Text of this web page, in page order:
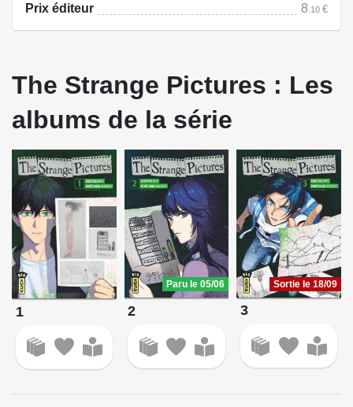
Prix éditeur 8 .10 €
The Strange Pictures : Les
albums de la série
1
Paru le 05/06
2
Sortie le 18/09
3